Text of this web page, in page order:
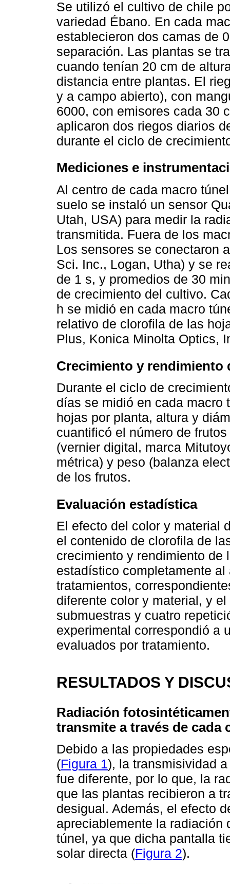
Se utilizó el cultivo de chile
variedad Ébano. En cada
establecieron dos camas de
separación. Las plantas se
cuando tenían 20 cm de
distancia entre plantas. El
y a campo abierto), con
6000, con emisores cada 30
aplicaron dos riegos diarios
durante el ciclo de
Mediciones e
Al centro de cada macro
suelo se instaló un sensor
Utah, USA) para medir la
transmitida. Fuera de los
Los sensores se conectaron
Sci. Inc., Logan, Utha) y se
de 1 s, y promedios de 30
de crecimiento del cultivo.
h se midió en cada macro
relativo de clorofila de las
Plus, Konica Minolta Optics,
Crecimiento y rendimiento
Durante el ciclo de
días se midió en cada macro
hojas por planta, altura y
cuantificó el número de
(vernier digital, marca
métrica) y peso (balanza
de los frutos.
Evaluación estadística
El efecto del color y material
el contenido de clorofila de
crecimiento y rendimiento de
estadístico completamente
tratamientos,
diferente color y material, y
submuestras y cuatro
experimental correspondió a
evaluados por tratamiento.
RESULTADOS Y
Radiación
transmite a través de cada
Debido a las propiedades
(Figura 1), la transmisividad
fue diferente, por lo que, la
que las plantas recibieron a
desigual. Además, el efecto
apreciablemente la radiación
túnel, ya que dicha pantalla
solar directa (Figura 2).